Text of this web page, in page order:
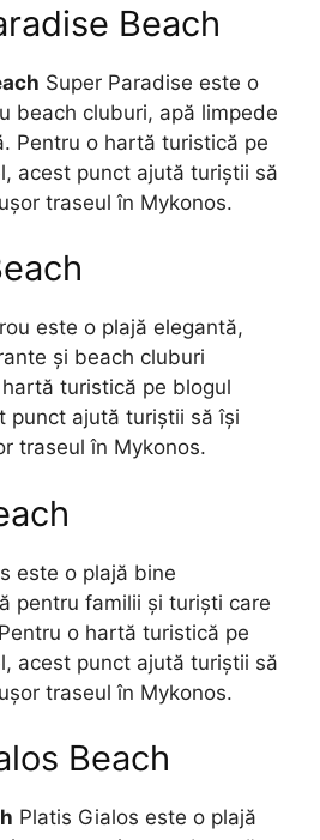
Beach
Super Paradise este o
beach cluburi, apă limpede
Pentru o hartă turistică pe
acest punct ajută turiștii să
traseul în Mykonos.
este o plajă elegantă,
și beach cluburi
turistică pe blogul
punct ajută turiștii să își
traseul în Mykonos.
este o plajă bine
pentru familii și turiști care
o hartă turistică pe
acest punct ajută turiștii să
traseul în Mykonos.
Beach
Platis Gialos este o plajă